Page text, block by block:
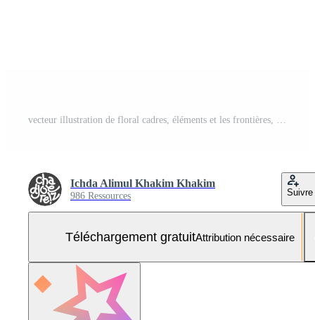
vecteur illustration de floral cadres, éléments et les frontières, décoratif ornement pour votre texte, écran impression, papier artisanat imprimable conceptions, mariage invitation couverture, papeterie conception, présentation Vecteur Gratuit et SVG Gratuit
Ichda Alimul Khakim Khakim
986 Ressources Suivre
Téléchargement gratuitAttribution nécessaire